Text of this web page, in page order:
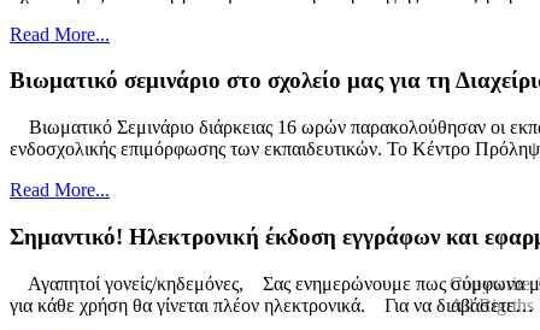
Read More...
Βιωματικό σεμινάριο στο σχολείο μας για τη
Βιωματικό Σεμινάριο διάρκειας 16 ωρών παρακολούθησαν οι
ενδοσχολικής επιμόρφωσης των εκπαιδευτικών. Το Κέντρο
Read More...
Σημαντικό! Ηλεκτρονική έκδοση εγγράφων και
Αγαπητοί γονείς/κηδεμόνες, Σας ενημερώνουμε πως σύμφωνα
για κάθε χρήση θα γίνεται πλέον ηλεκτρονικά. Για να διαβάσετε…
Copywrite
All Rigrths